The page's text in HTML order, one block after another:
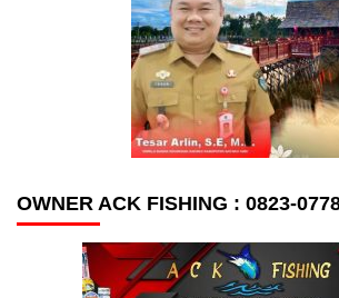
OWNER ACK FISHING : 0823-